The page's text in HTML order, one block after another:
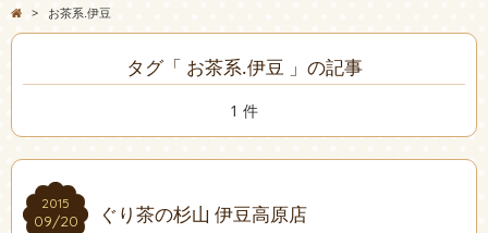
> お茶系.伊豆
タグ「 お茶系.伊豆 」の記事
1 件
2015
09/20
2015
09/20 ぐり茶の杉山 伊豆高原店